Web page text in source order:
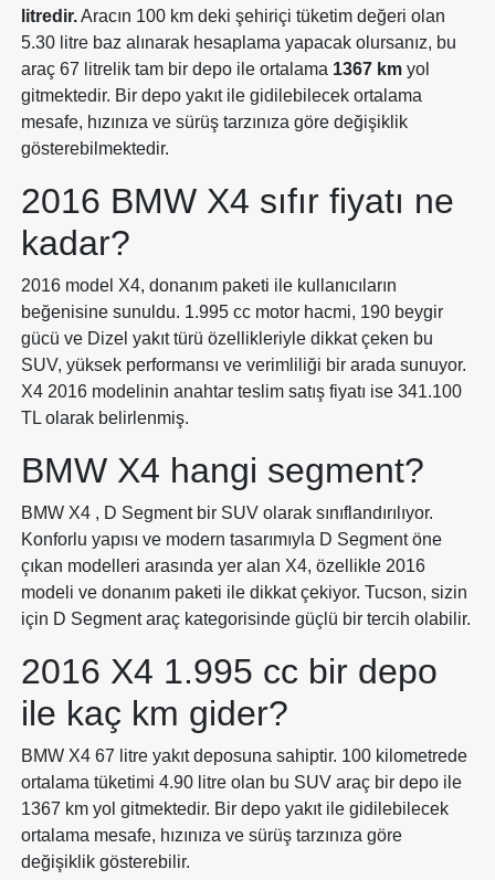
litredir.Aracın 100 km deki şehiriçi tüketim değeri olan
5.30 litre baz alınarak hesaplama yapacak olursanız, bu
araç 67 litrelik tam bir depo ile ortalama 1367 km yol
gitmektedir. Bir depo yakıt ile gidilebilecek ortalama
mesafe, hızınıza ve sürüş tarzınıza göre değişiklik
gösterebilmektedir.
2016 BMW X4 sıfır fiyatı ne
kadar?
2016 model X4, donanım paketi ile kullanıcıların
beğenisine sunuldu. 1.995 cc motor hacmi, 190 beygir
gücü ve Dizel yakıt türü özellikleriyle dikkat çeken bu
SUV, yüksek performansı ve verimliliği bir arada sunuyor.
X4 2016 modelinin anahtar teslim satış fiyatı ise 341.100
TL olarak belirlenmiş.
BMW X4 hangi segment?
BMW X4 , D Segment bir SUV olarak sınıflandırılıyor.
Konforlu yapısı ve modern tasarımıyla D Segment öne
çıkan modelleri arasında yer alan X4, özellikle 2016
modeli ve donanım paketi ile dikkat çekiyor. Tucson, sizin
için D Segment araç kategorisinde güçlü bir tercih olabilir.
2016 X4 1.995 cc bir depo
ile kaç km gider?
BMW X4 67 litre yakıt deposuna sahiptir. 100 kilometrede
ortalama tüketimi 4.90 litre olan bu SUV araç bir depo ile
1367 km yol gitmektedir. Bir depo yakıt ile gidilebilecek
ortalama mesafe, hızınıza ve sürüş tarzınıza göre
değişiklik gösterebilir.